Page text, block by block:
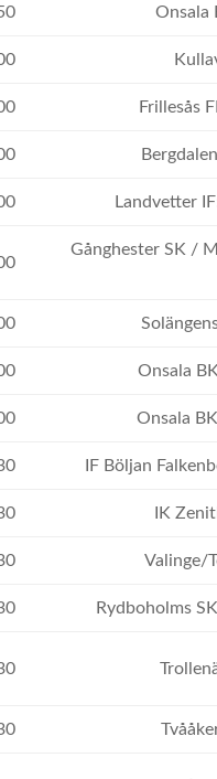
Onsala
Frillesås
Landvetter
Gånghester SK /
Onsala
Onsala
IF Böljan
IK
Valinge/
Rydboholms